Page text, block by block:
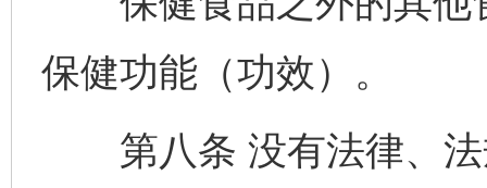
保健功能（功效）。
第八条 没有法律、法